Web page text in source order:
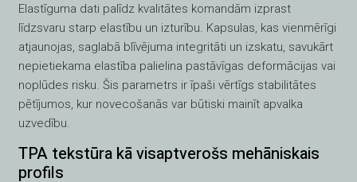
Elastīguma dati palīdz kvalitātes komandām izprast
līdzsvaru starp elastību un izturību. Kapsulas, kas vienmērīgi
atjaunojas, saglabā blīvējuma integritāti un izskatu, savukārt
nepietiekama elastība palielina pastāvīgas deformācijas vai
noplūdes risku. Šis parametrs ir īpaši vērtīgs stabilitātes
pētījumos, kur novecošanās var būtiski mainīt apvalka
uzvedību.
TPA tekstūra kā visaptverošs mehāniskais
profils